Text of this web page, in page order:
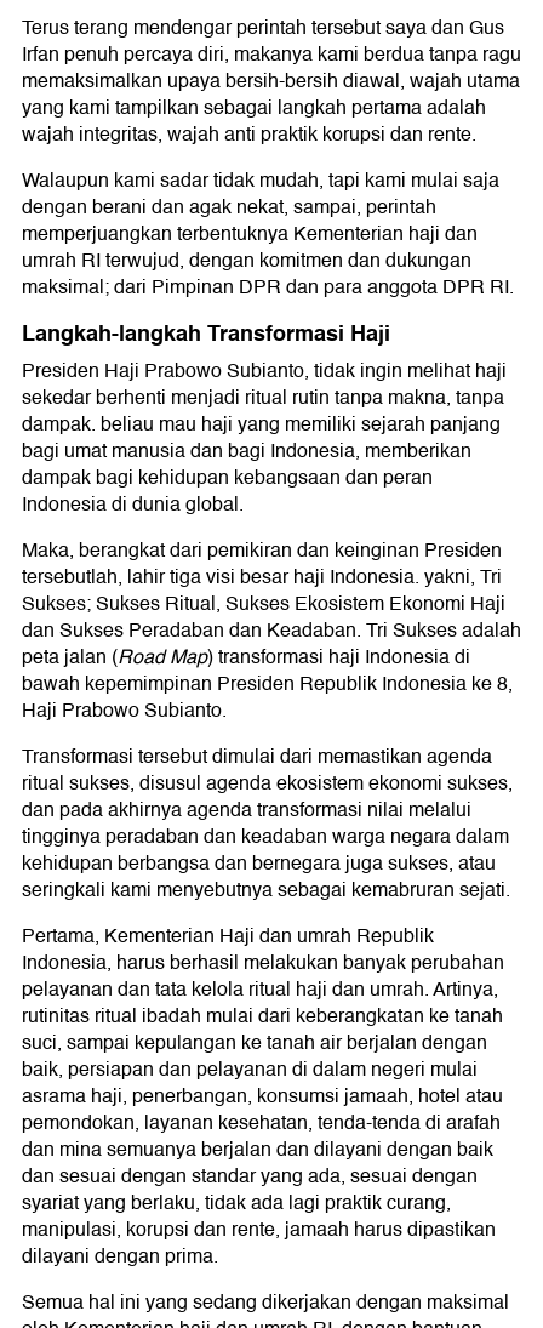
Terus terang mendengar perintah tersebut saya dan Gus
Irfan penuh percaya diri, makanya kami berdua tanpa ragu
memaksimalkan upaya bersih-bersih diawal, wajah utama
yang kami tampilkan sebagai langkah pertama adalah
wajah integritas, wajah anti praktik korupsi dan rente.
Walaupun kami sadar tidak mudah, tapi kami mulai saja
dengan berani dan agak nekat, sampai, perintah
memperjuangkan terbentuknya Kementerian haji dan
umrah RI terwujud, dengan komitmen dan dukungan
maksimal; dari Pimpinan DPR dan para anggota DPR RI.
Langkah-langkah Transformasi Haji
Presiden Haji Prabowo Subianto, tidak ingin melihat haji
sekedar berhenti menjadi ritual rutin tanpa makna, tanpa
dampak. beliau mau haji yang memiliki sejarah panjang
bagi umat manusia dan bagi Indonesia, memberikan
dampak bagi kehidupan kebangsaan dan peran
Indonesia di dunia global.
Maka, berangkat dari pemikiran dan keinginan Presiden
tersebutlah, lahir tiga visi besar haji Indonesia. yakni, Tri
Sukses; Sukses Ritual, Sukses Ekosistem Ekonomi Haji
dan Sukses Peradaban dan Keadaban. Tri Sukses adalah
peta jalan (Road Map) transformasi haji Indonesia di
bawah kepemimpinan Presiden Republik Indonesia ke 8,
Haji Prabowo Subianto.
Transformasi tersebut dimulai dari memastikan agenda
ritual sukses, disusul agenda ekosistem ekonomi sukses,
dan pada akhirnya agenda transformasi nilai melalui
tingginya peradaban dan keadaban warga negara dalam
kehidupan berbangsa dan bernegara juga sukses, atau
seringkali kami menyebutnya sebagai kemabruran sejati.
Pertama, Kementerian Haji dan umrah Republik
Indonesia, harus berhasil melakukan banyak perubahan
pelayanan dan tata kelola ritual haji dan umrah. Artinya,
rutinitas ritual ibadah mulai dari keberangkatan ke tanah
suci, sampai kepulangan ke tanah air berjalan dengan
baik, persiapan dan pelayanan di dalam negeri mulai
asrama haji, penerbangan, konsumsi jamaah, hotel atau
pemondokan, layanan kesehatan, tenda-tenda di arafah
dan mina semuanya berjalan dan dilayani dengan baik
dan sesuai dengan standar yang ada, sesuai dengan
syariat yang berlaku, tidak ada lagi praktik curang,
manipulasi, korupsi dan rente, jamaah harus dipastikan
dilayani dengan prima.
Semua hal ini yang sedang dikerjakan dengan maksimal